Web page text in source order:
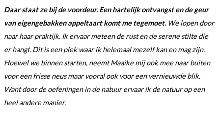
Daar staat ze bij de voordeur. Een hartelijk ontvangst en de geur
van eigengebakken appeltaart komt me tegemoet. We lopen door
naar haar praktijk. Ik ervaar meteen de rust en de serene stilte die
er hangt. Dit is een plek waar ik helemaal mezelf kan en mag zijn.
Hoewel we binnen starten, neemt Maaike mij ook mee naar buiten
voor een frisse neus maar vooral ook voor een vernieuwde blik.
Want door de oefeningen in de natuur ervaar ik de natuur op een
heel andere manier.